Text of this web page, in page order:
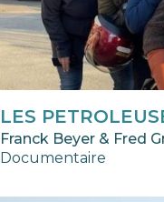
LES
Franck Beyer & Fred
Documentaire